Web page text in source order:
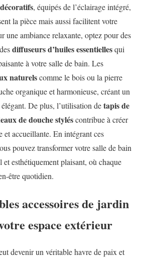
, équipés de l’éclairage intégré,
la pièce mais aussi facilitent votre
une ambiance relaxante, optez pour des
diffuseurs d’huiles essentiellesqui
à votre salle de bain. Les
naturelscomme le bois ou la pierre
organique et harmonieuse, créant un
De plus, l’utilisation detapis de
de douche styléscontribue à créer
et accueillante. En intégrant ces
pouvez transformer votre salle de bain
et esthétiquement plaisant, où chaque
être quotidien.
accessoires de jardin
espace extérieur
devenir un véritable havre de paix et